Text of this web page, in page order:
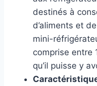
destinés à
d’aliments et
mini-
comprise entre
qu’il puisse y